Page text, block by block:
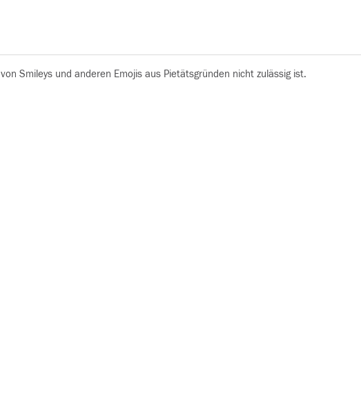
Smileys und anderen Emojis aus Pietätsgründen nicht zulässig ist.